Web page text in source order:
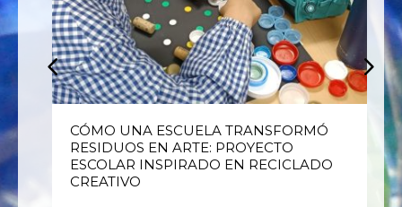
CÓMO UNA ESCUELA TRANSFORMÓ
RESIDUOS EN ARTE: PROYECTO
ESCOLAR INSPIRADO EN RECICLADO
CREATIVO